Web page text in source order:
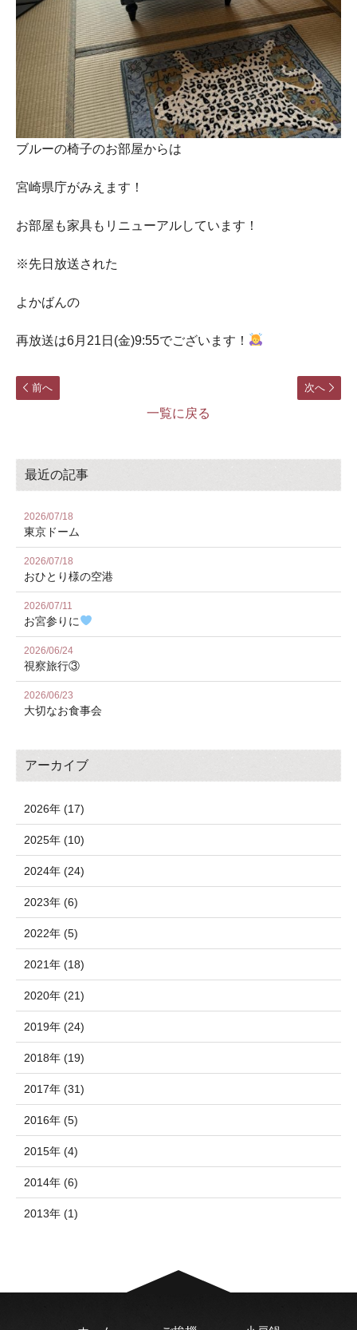
ブルーの椅子のお部屋からは
宮崎県庁がみえます！
お部屋も家具もリニューアルしています！
※先日放送された
よかばんの
再放送は6月21日(金)9:55でございます！
次へ
前へ
一覧に戻る
最近の記事
2026/07/18
東京ドーム
2026/07/18
おひとり様の空港
2026/07/11
お宮参りに
2026/06/24
視察旅行③
2026/06/23
大切なお食事会
アーカイブ
2026年 (17)
2025年 (10)
2024年 (24)
2023年 (6)
2022年 (5)
2021年 (18)
2020年 (21)
2019年 (24)
2018年 (19)
2017年 (31)
2016年 (5)
2015年 (4)
2014年 (6)
2013年 (1)